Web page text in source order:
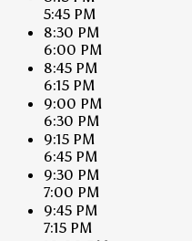
5:45 PM
8:30 PM
6:00 PM
8:45 PM
6:15 PM
9:00 PM
6:30 PM
9:15 PM
6:45 PM
9:30 PM
7:00 PM
9:45 PM
7:15 PM